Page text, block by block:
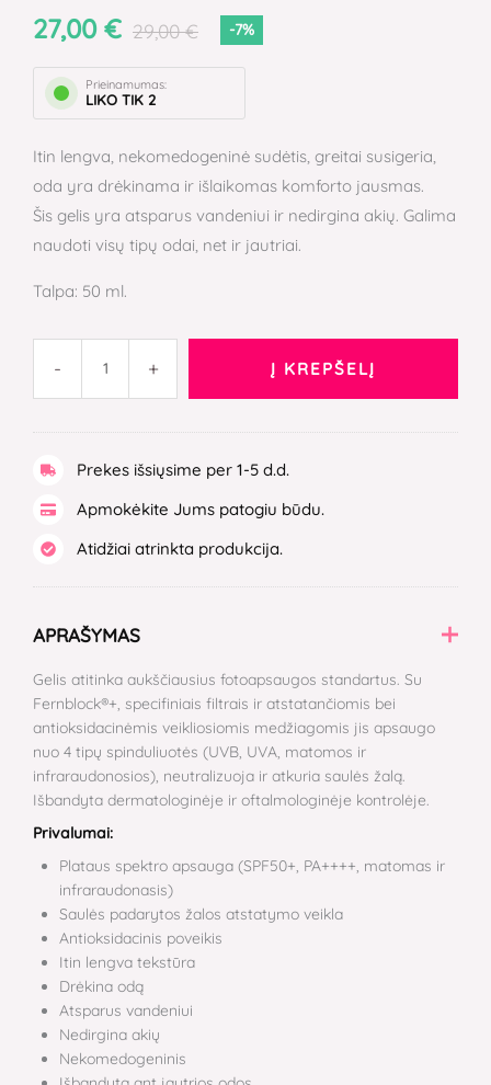
27,00 € 29,00€ -7%
Prieinamumas:
LIKO TIK 2
Itin lengva, nekomedogeninė sudėtis, greitai susigeria,
oda yra drėkinama ir išlaikomas komforto jausmas.
Šis gelis yra atsparus vandeniui ir nedirgina akių. Galima
naudoti visų tipų odai, net ir jautriai.
Talpa: 50 ml.
-
SPF50+
(Beige)
+ Į KREPŠELĮ
Prekes išsiųsime per 1-5 d.d.
Apmokėkite Jums patogiu būdu.
Atidžiai atrinkta produkcija.
APRAŠYMAS
Gelis atitinka aukščiausius fotoapsaugos standartus. Su
Fernblock®+, specifiniais filtrais ir atstatančiomis bei
antioksidacinėmis veikliosiomis medžiagomis jis apsaugo
nuo 4 tipų spinduliuotės (UVB, UVA, matomos ir
infraraudonosios), neutralizuoja ir atkuria saulės žalą.
Išbandyta dermatologinėje ir oftalmologinėje kontrolėje.
Privalumai:
Plataus spektro apsauga (SPF50+, PA++++, matomas ir
infraraudonasis)
Saulės padarytos žalos atstatymo veikla
Antioksidacinis poveikis
Itin lengva tekstūra
Drėkina odą
Atsparus vandeniui
Nedirgina akių
Nekomedogeninis